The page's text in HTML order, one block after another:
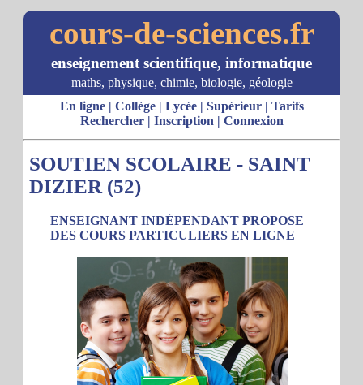
cours-de-sciences.fr
enseignement scientifique, informatique
maths, physique, chimie, biologie, géologie
En ligne| Collège| Lycée| Supérieur| Tarifs
Rechercher| Inscription | Connexion
SOUTIEN SCOLAIRE - SAINT
DIZIER (52)
ENSEIGNANT INDÉPENDANT PROPOSE
DES COURS PARTICULIERS EN LIGNE